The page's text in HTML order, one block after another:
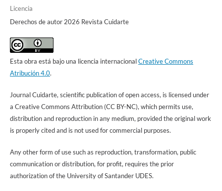
Licencia
Derechos de autor 2026 Revista Cuidarte
Esta obra está bajo una licencia internacionalCreative Commons
Atribución 4.0.
Journal Cuidarte, scientific publication of open access, is licensed under
a Creative Commons Attribution (CC BY-NC), which permits use,
distribution and reproduction in any medium, provided the original work
is properly cited and is not used for commercial purposes.
Any other form of use such as reproduction, transformation, public
communication or distribution, for profit, requires the prior
authorization of the University of Santander UDES.